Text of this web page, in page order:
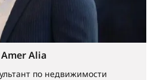
Amer Alia
по недвижимости